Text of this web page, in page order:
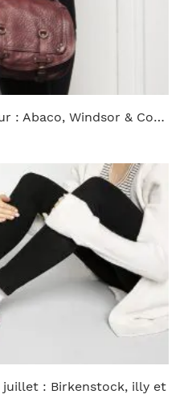
: Abaco, Windsor & Co…
juillet : Birkenstock, illy et